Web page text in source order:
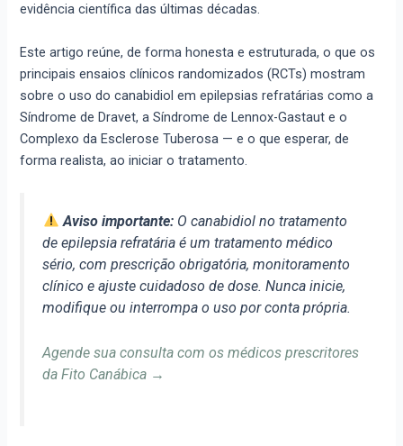
evidência científica das últimas décadas.
Este artigo reúne, de forma honesta e estruturada, o que os
principais ensaios clínicos randomizados (RCTs) mostram
sobre o uso do canabidiol em epilepsias refratárias como a
Síndrome de Dravet, a Síndrome de Lennox-Gastaut e o
Complexo da Esclerose Tuberosa — e o que esperar, de
forma realista, ao iniciar o tratamento.
Aviso importante:O canabidiol no tratamento
de epilepsia refratária é um tratamento médico
sério, com prescrição obrigatória, monitoramento
clínico e ajuste cuidadoso de dose. Nunca inicie,
modifique ou interrompa o uso por conta própria.
Agende sua consulta com os médicos prescritores
da Fito Canábica →